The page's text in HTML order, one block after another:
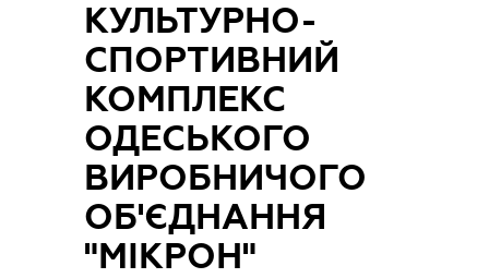
КУЛЬТУРНО-
СПОРТИВНИЙ
КОМПЛЕКС
ОДЕСЬКОГО
ВИРОБНИЧОГО
ОБ'ЄДНАННЯ
"МІКРОН"